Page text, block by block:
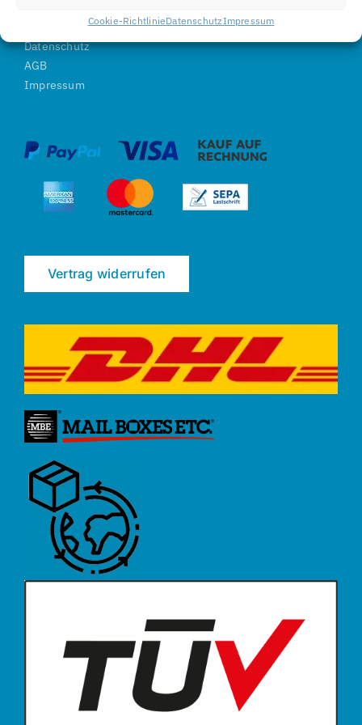
Cookie-RichtlinieDatenschutzImpressum
Widerrufsbelehrung
Datenschutz
AGB
Impressum
Vertrag widerrufen